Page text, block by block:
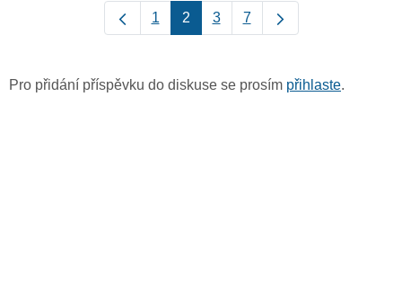
1 2 3 7
Pro přidání příspěvku do diskuse se prosím přihlaste.